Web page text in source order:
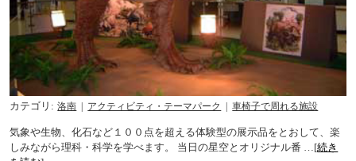
カテゴリ 洛南 アクティビティ・テーマパーク 車椅子で周れる施設
気象や生物、化石など１００点を超える体験型の展示品をとおして、楽
しみながら理科・科学を学べます。 当日の星空とオリジナル番 …[続き